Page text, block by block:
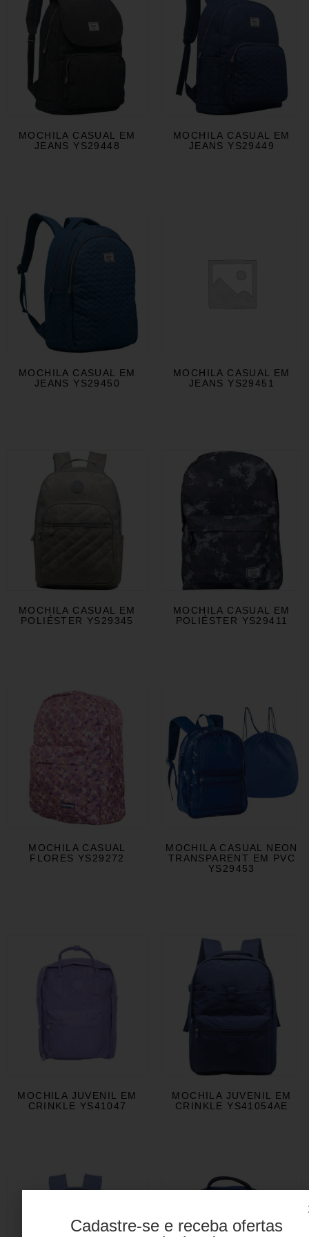
MOCHILA CASUAL EM
JEANS YS29448
MOCHILA CASUAL EM
JEANS YS29449
MOCHILA CASUAL EM
JEANS YS29450
MOCHILA CASUAL EM
JEANS YS29451
MOCHILA CASUAL EM
POLIÉSTER YS29345
MOCHILA CASUAL EM
POLIÉSTER YS29411
MOCHILA CASUAL
FLORES YS29272
MOCHILA CASUAL NEON
TRANSPARENT EM PVC
YS29453
MOCHILA JUVENIL EM
CRINKLE YS41047
MOCHILA JUVENIL EM
CRINKLE YS41054AE
Cadastre-se e receba ofertas